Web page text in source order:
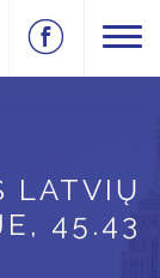
LATVIŲ
45.43